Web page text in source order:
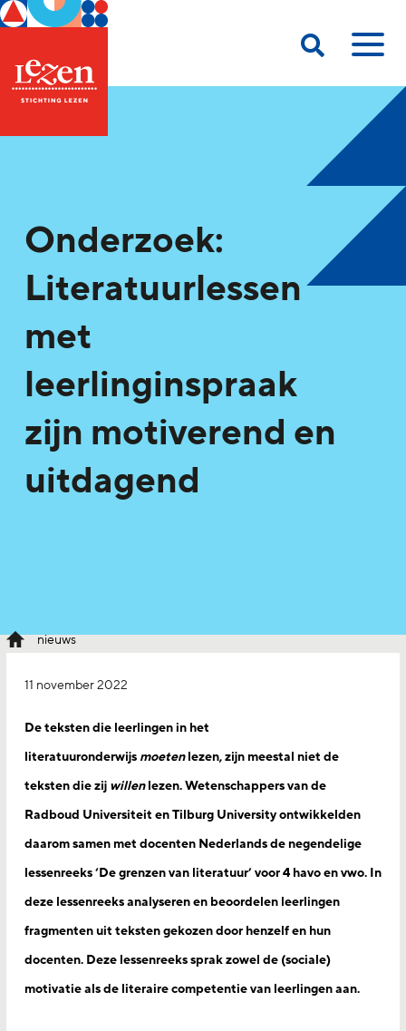
Onderzoek:
Literatuurlessen
met
leerlinginspraak
zijn motiverend en
uitdagend
nieuws
11 november 2022
De teksten die leerlingen in het
literatuuronderwijs moetenlezen, zijn meestal niet de
teksten die zij willenlezen. Wetenschappers van de
Radboud Universiteit en Tilburg University ontwikkelden
daarom samen met docenten Nederlands de negendelige
lessenreeks ‘De grenzen van literatuur’ voor 4 havo en vwo. In
deze lessenreeks analyseren en beoordelen leerlingen
fragmenten uit teksten gekozen door henzelf en hun
docenten. Deze lessenreeks sprak zowel de (sociale)
motivatie als de literaire competentie van leerlingen aan.